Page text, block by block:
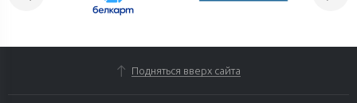
Подняться вверх сайта